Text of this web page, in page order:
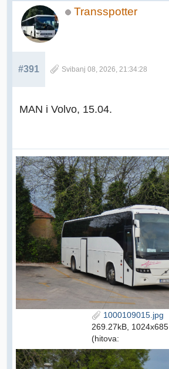
Transspotter
#391 Svibanj 08, 2026, 21:34:28
MAN i Volvo, 15.04.
1000109015.jpg
269.27kB, 1024x685
(hitova: